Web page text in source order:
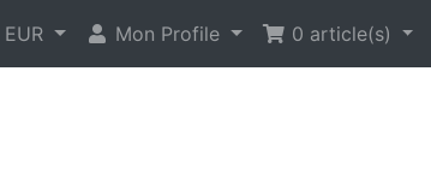
EUR Mon Profile 0 article(s)